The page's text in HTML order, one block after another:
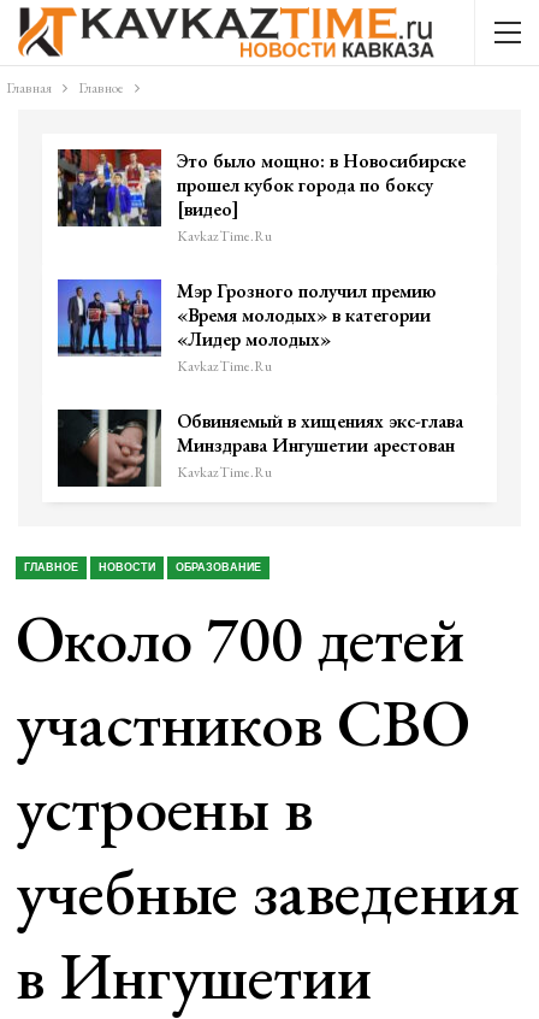
Главная Главное
Это было мощно: в Новосибирске
прошел кубок города по боксу
[видео]
KavkazTime.ru
Мэр Грозного получил премию
«Время молодых» в категории
«Лидер молодых»
KavkazTime.ru
Обвиняемый в хищениях экс-глава
Минздрава Ингушетии арестован
KavkazTime.ru
ГЛАВНОЕ НОВОСТИ ОБРАЗОВАНИЕ
Около 700 детей
участников СВО
устроены в
учебные заведения
в Ингушетии